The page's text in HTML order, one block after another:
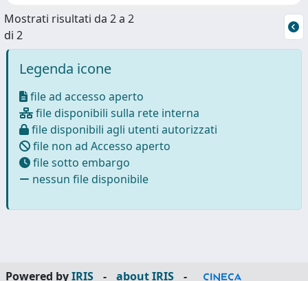
Mostrati risultati da 2 a 2
di 2
Legenda icone
file ad accesso aperto
file disponibili sulla rete interna
file disponibili agli utenti autorizzati
file non ad Accesso aperto
file sotto embargo
nessun file disponibile
Powered byIRIS - about IRIS -